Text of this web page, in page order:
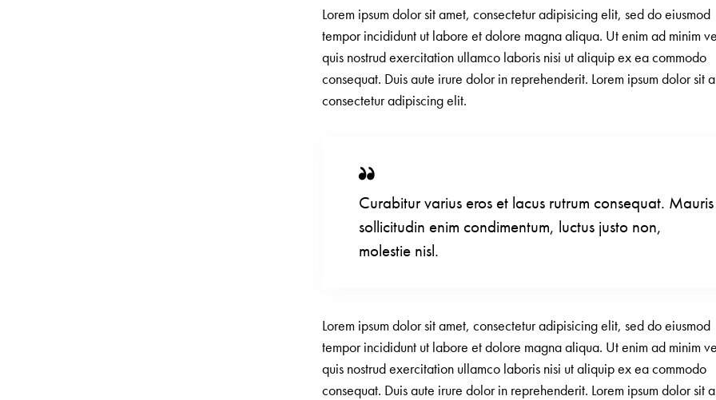
Lorem ipsum dolor sit amet, consectetur adipisicing elit, sed do eiusmod
tempor incididunt ut labore et dolore magna aliqua. Ut enim ad minim
quis nostrud exercitation ullamco laboris nisi ut aliquip ex ea commodo
consequat. Duis aute irure dolor in reprehenderit. Lorem ipsum dolor sit
consectetur adipiscing elit.
Curabitur varius eros et lacus rutrum consequat. Mauris
sollicitudin enim condimentum, luctus justo non,
molestie nisl.
Lorem ipsum dolor sit amet, consectetur adipisicing elit, sed do eiusmod
tempor incididunt ut labore et dolore magna aliqua. Ut enim ad minim
quis nostrud exercitation ullamco laboris nisi ut aliquip ex ea commodo
consequat. Duis aute irure dolor in reprehenderit. Lorem ipsum dolor sit